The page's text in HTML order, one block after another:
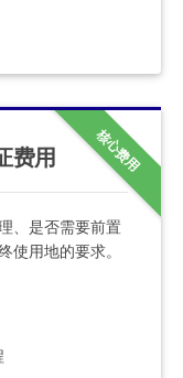
核心费用
费用
、是否需要前置
使用地的要求。